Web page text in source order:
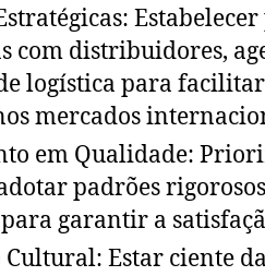
com distribuidores,
logística para
mercados
em Qualidade:
padrões
garantir a
Cultural: Estar ciente